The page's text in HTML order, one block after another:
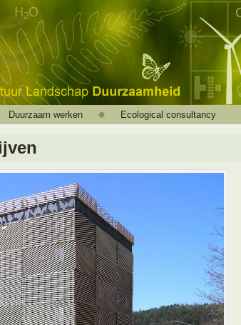
Duurzaam werken Ecological consultancy